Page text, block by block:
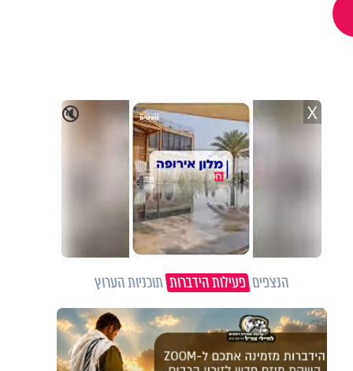
🔇 X
הנצפיםפעילות הידברותתוכניות הערוץ